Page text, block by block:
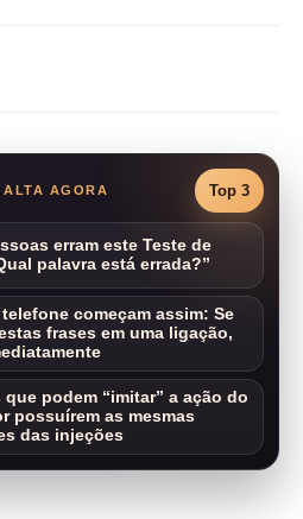
AGORA Top 3
erram este Teste de
palavra está errada?”
começam assim: Se
frases em uma ligação,
podem “imitar” a ação do
possuírem as mesmas
das injeções